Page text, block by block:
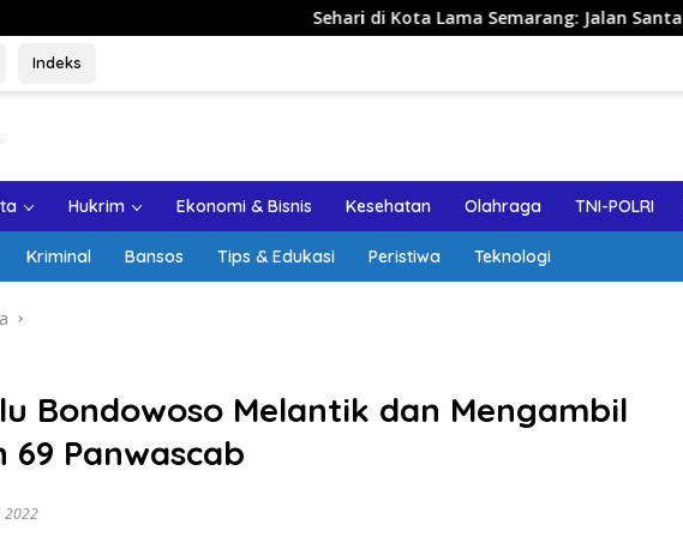
Sehari di Kota Lama Semarang: Jalan Santai, Spot Foto, dan
Indeks
Hukrim Ekonomi & Bisnis Kesehatan Olahraga TNI-POLRI
Kriminal Bansos Tips & Edukasi Peristiwa Teknologi
Bondowoso Melantik dan Mengambil
69 Panwascab
2022